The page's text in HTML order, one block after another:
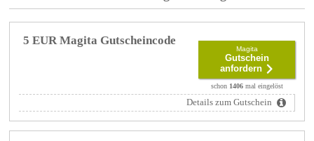
5 EUR Magita Gutscheincode
Magita
Gutschein
anfordern
schon 1406mal eingelöst
Details zum Gutschein